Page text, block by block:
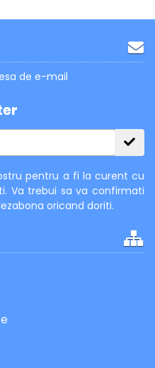
de e-mail
pentru a fi la curent cu
Va trebui sa va confirmati
oricand doriti.